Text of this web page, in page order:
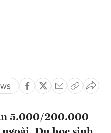
5.000/200.000